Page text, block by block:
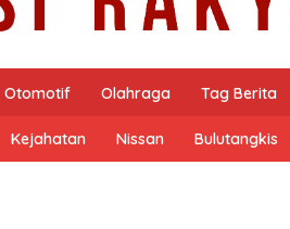
Otomotif Olahraga Tag Berita
Kejahatan Nissan Bulutangkis